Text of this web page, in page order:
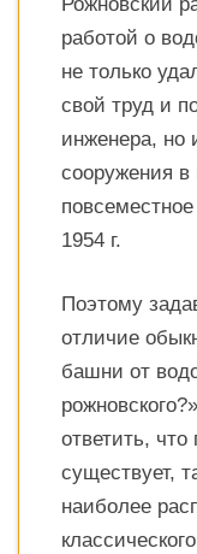
работой о
не только
свой труд и
инженера, но
сооружения в
1954 г.
Поэтому
отличие
башни от
ответить,
существует,
наиболее